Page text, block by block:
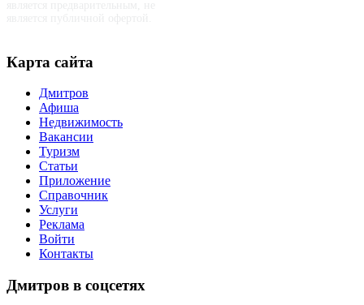
Карта сайта
Дмитров
Афиша
Недвижимость
Вакансии
Туризм
Статьи
Приложение
Справочник
Услуги
Реклама
Войти
Контакты
Дмитров в соцсетях